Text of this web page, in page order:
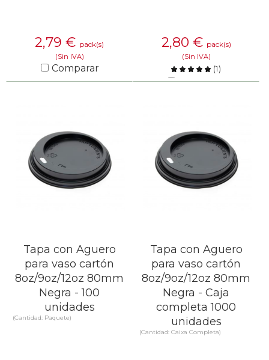
2,79 € pack(s)
(Sin IVA)
Comparar
2,80 € pack(s)
(Sin IVA)
(1)
Comparar
Tapa con Aguero
para vaso cartón
8oz/9oz/12oz 80mm
Negra - 100
unidades
(Cantidad: Paquete)
Tapa con Aguero
para vaso cartón
8oz/9oz/12oz 80mm
Negra - Caja
completa 1000
unidades
(Cantidad: Caixa Completa)